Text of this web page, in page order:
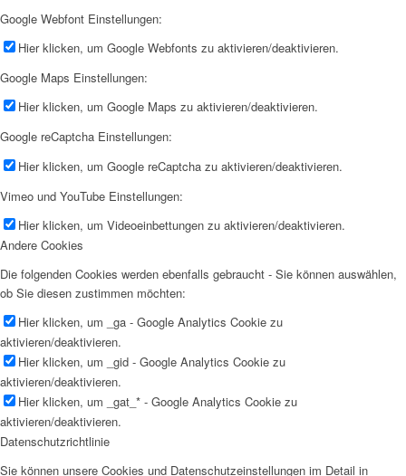
Google Webfont Einstellungen:
Hier klicken, um Google Webfonts zu aktivieren/deaktivieren.
Google Maps Einstellungen:
Hier klicken, um Google Maps zu aktivieren/deaktivieren.
Google reCaptcha Einstellungen:
Hier klicken, um Google reCaptcha zu aktivieren/deaktivieren.
Vimeo und YouTube Einstellungen:
Hier klicken, um Videoeinbettungen zu aktivieren/deaktivieren.
Andere Cookies
Die folgenden Cookies werden ebenfalls gebraucht - Sie können auswählen,
ob Sie diesen zustimmen möchten:
Hier klicken, um _ga - Google Analytics Cookie zu
aktivieren/deaktivieren.
Hier klicken, um _gid - Google Analytics Cookie zu
aktivieren/deaktivieren.
Hier klicken, um _gat_* - Google Analytics Cookie zu
aktivieren/deaktivieren.
Datenschutzrichtlinie
Sie können unsere Cookies und Datenschutzeinstellungen im Detail in